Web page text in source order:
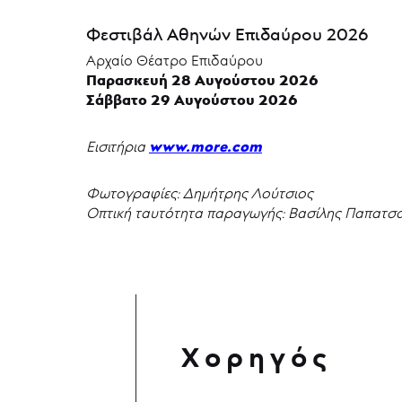
Φεστιβάλ Αθηνών Επιδαύρου 2026
Αρχαίο Θέατρο Επιδαύρου
Παρασκευή 28 Αυγούστου 2026
Σάββατο 29 Αυγούστου 2026
Εισιτήρια www.more.com
Φωτογραφίες: Δημήτρης Λούτσιος
Οπτική ταυτότητα παραγωγής: Βασίλης
Χορηγός